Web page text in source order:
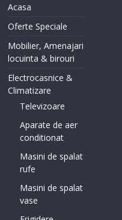
Acasa
Oferte Speciale
Mobilier, Amenajari
locuinta & birouri
Electrocasnice &
Climatizare
Televizoare
Aparate de aer
conditionat
Masini de spalat
rufe
Masini de spalat
vase